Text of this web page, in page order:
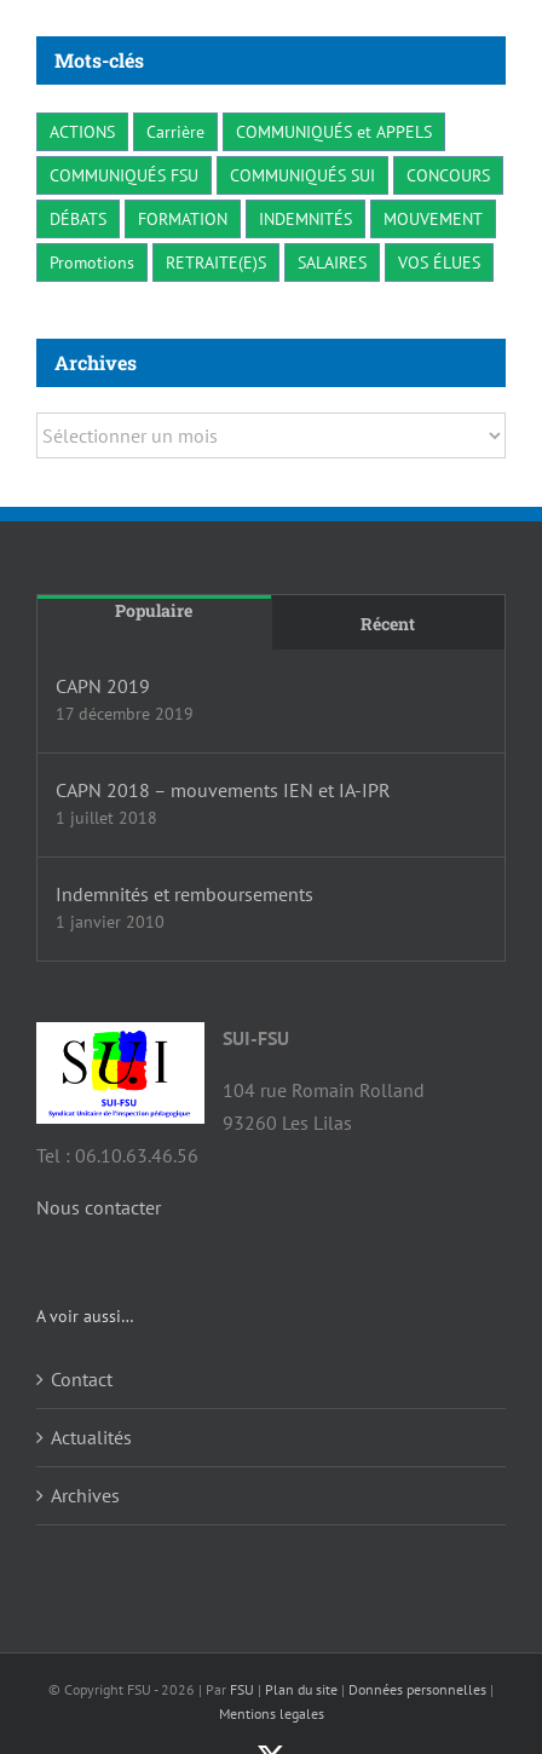
Mots-clés
ACTIONS Carrière
COMMUNIQUÉS et APPELS
COMMUNIQUÉS FSU
COMMUNIQUÉS SUI
CONCOURS
DÉBATS
FORMATION INDEMNITÉS
MOUVEMENT
Promotions
RETRAITE(E)S SALAIRES VOS ÉLUES
Archives
Archives
Populaire
Récent
CAPN 2019
17 décembre 2019
CAPN 2018 – mouvements IEN et IA-IPR
1 juillet 2018
Indemnités et remboursements
1 janvier 2010
SUI-FSU
104 rue Romain Rolland
93260 Les Lilas
Tel : 06.10.63.46.56
Nous contacter
A voir aussi…
Contact
Actualités
Archives
© Copyright FSU - 2026 | Par FSU | Plan du site | Données personnelles |
Mentions legales